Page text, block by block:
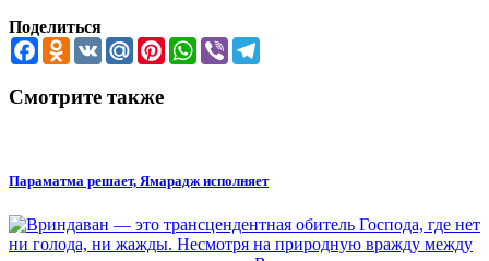
Поделиться
FacebookOdnoklassniki
VK Mail.RuPinterestWhatsApp
Viber
Смотрите также
Параматма решает, Ямарадж исполняет